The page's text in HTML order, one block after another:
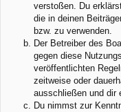
verstoßen. Du
die in deinen
bzw. zu verwenden.
Der Betreiber des
gegen diese
veröffentlichten
zeitweise oder
ausschließen und dir
Du nimmst zur